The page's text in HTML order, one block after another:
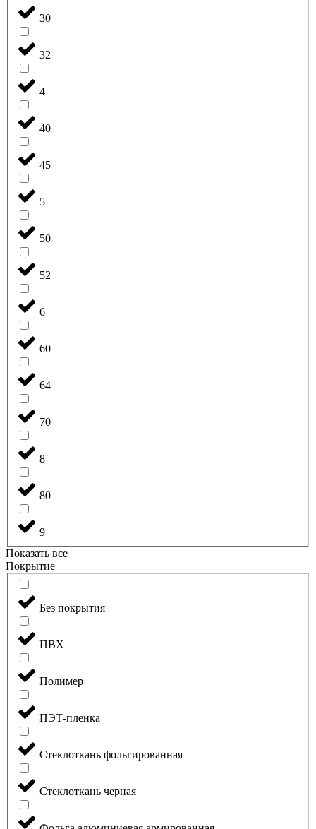
30
32
4
40
45
5
50
52
6
60
64
70
8
80
9
Показать все
Покрытие
Без покрытия
ПВХ
Полимер
ПЭТ-пленка
Стеклоткань фольгированная
Стеклоткань черная